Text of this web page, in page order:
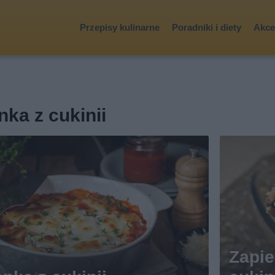
Przepisy kulinarne Poradniki i diety
z cukinii